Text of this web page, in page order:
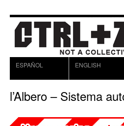
ESPAÑOL ENGLISH
l’Albero – Sistema